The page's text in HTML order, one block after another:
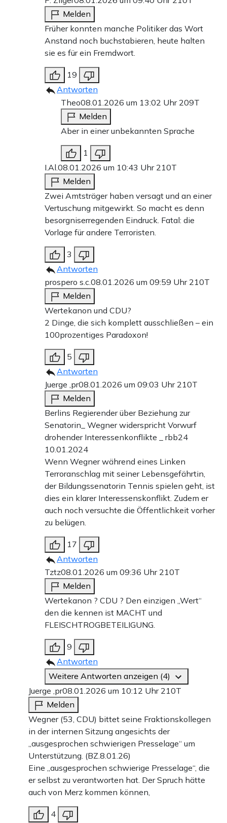
Melden
Früher konnten manche Politiker das Wort
Anstand noch buchstabieren, heute halten
sie es für ein Fremdwort.
19
Antworten
Theo08.01.2026 um 13:02 Uhr 209T
Melden
Aber in einer unbekannten Sprache
1
I.Al.08.01.2026 um 10:43 Uhr 210T
Melden
Zwei Amtsträger haben versagt und an einer
Vertuschung mitgewirkt. So macht es denn
besorgniserregenden Eindruck. Fatal: die
Vorlage für andere Terroristen.
3
Antworten
prospero s.c.08.01.2026 um 09:59 Uhr 210T
Melden
Wertekanon und CDU?
2 Dinge, die sich komplett ausschließen – ein
100prozentiges Paradoxon!
5
Antworten
Juerge ,pr08.01.2026 um 09:03 Uhr 210T
Melden
Berlins Regierender über Beziehung zur
Senatorin_ Wegner widerspricht Vorwurf
drohender Interessenkonflikte _ rbb24
10.01.2024
Wenn Wegner während eines Linken
Terroranschlag mit seiner Lebensgefährtin,
der Bildungssenatorin Tennis spielen geht, ist
dies ein klarer Interessenskonflikt. Zudem er
auch noch versuchte die Öffentlichkeit vorher
zu belügen.
17
Antworten
Tztz08.01.2026 um 09:36 Uhr 210T
Melden
Wertekanon ? CDU ? Den einzigen „Wert“
den die kennen ist MACHT und
FLEISCHTROGBETEILIGUNG.
9
Antworten
Weitere Antworten anzeigen (4)
Juerge ,pr08.01.2026 um 10:12 Uhr 210T
Melden
Wegner (53, CDU) bittet seine Fraktionskollegen
in der internen Sitzung angesichts der
„ausgesprochen schwierigen Presselage“ um
Unterstützung. (BZ.8.01.26)
Eine „ausgesprochen schwierige Presselage“, die
er selbst zu verantworten hat. Der Spruch hätte
auch von Merz kommen können,
4